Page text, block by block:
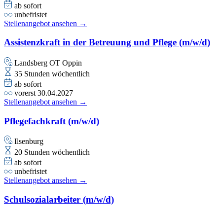
ab sofort
unbefristet
Stellenangebot ansehen →
Assistenzkraft in der Betreuung und Pflege (m/w/d)
Landsberg OT Oppin
35 Stunden wöchentlich
ab sofort
vorerst 30.04.2027
Stellenangebot ansehen →
Pflegefachkraft (m/w/d)
Ilsenburg
20 Stunden wöchentlich
ab sofort
unbefristet
Stellenangebot ansehen →
Schulsozialarbeiter (m/w/d)